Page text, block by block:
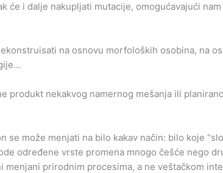
će i dalje nakupljati mutacije, omogućavajući
na osnovu morfoloških osobina, na
nekakvog namernog mešanja ili
se može menjati na bilo kakav način: bilo koje
određene vrste promena mnogo češće nego
prirodnim procesima, a ne veštačkom